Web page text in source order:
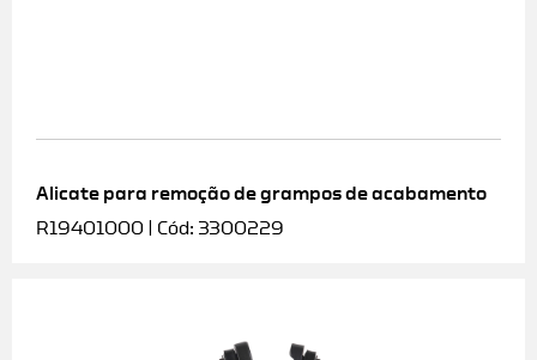
Alicate para remoção de grampos de acabamento
R19401000 | Cód: 3300229